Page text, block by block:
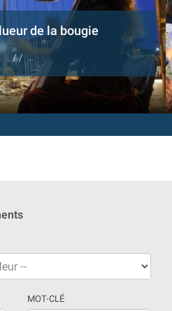
de la bougie
/ /
MOT-CLÉ